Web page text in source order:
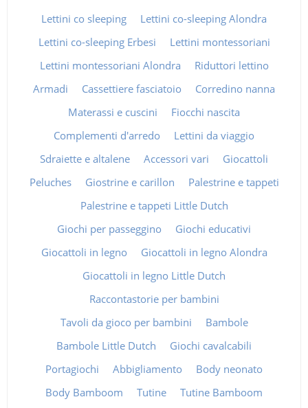
Lettini co sleeping
Lettini co-sleeping Alondra
Lettini co-sleeping Erbesi
Lettini montessoriani
Lettini montessoriani Alondra
Riduttori lettino
Armadi
Cassettiere fasciatoio
Corredino nanna
Materassi e cuscini
Fiocchi nascita
Complementi d'arredo
Lettini da viaggio
Sdraiette e altalene
Accessori vari
Giocattoli
Peluches
Giostrine e carillon
Palestrine e tappeti
Palestrine e tappeti Little Dutch
Giochi per passeggino
Giochi educativi
Giocattoli in legno
Giocattoli in legno Alondra
Giocattoli in legno Little Dutch
Raccontastorie per bambini
Tavoli da gioco per bambini
Bambole
Bambole Little Dutch
Giochi cavalcabili
Portagiochi
Abbigliamento
Body neonato
Body Bamboom
Tutine
Tutine Bamboom